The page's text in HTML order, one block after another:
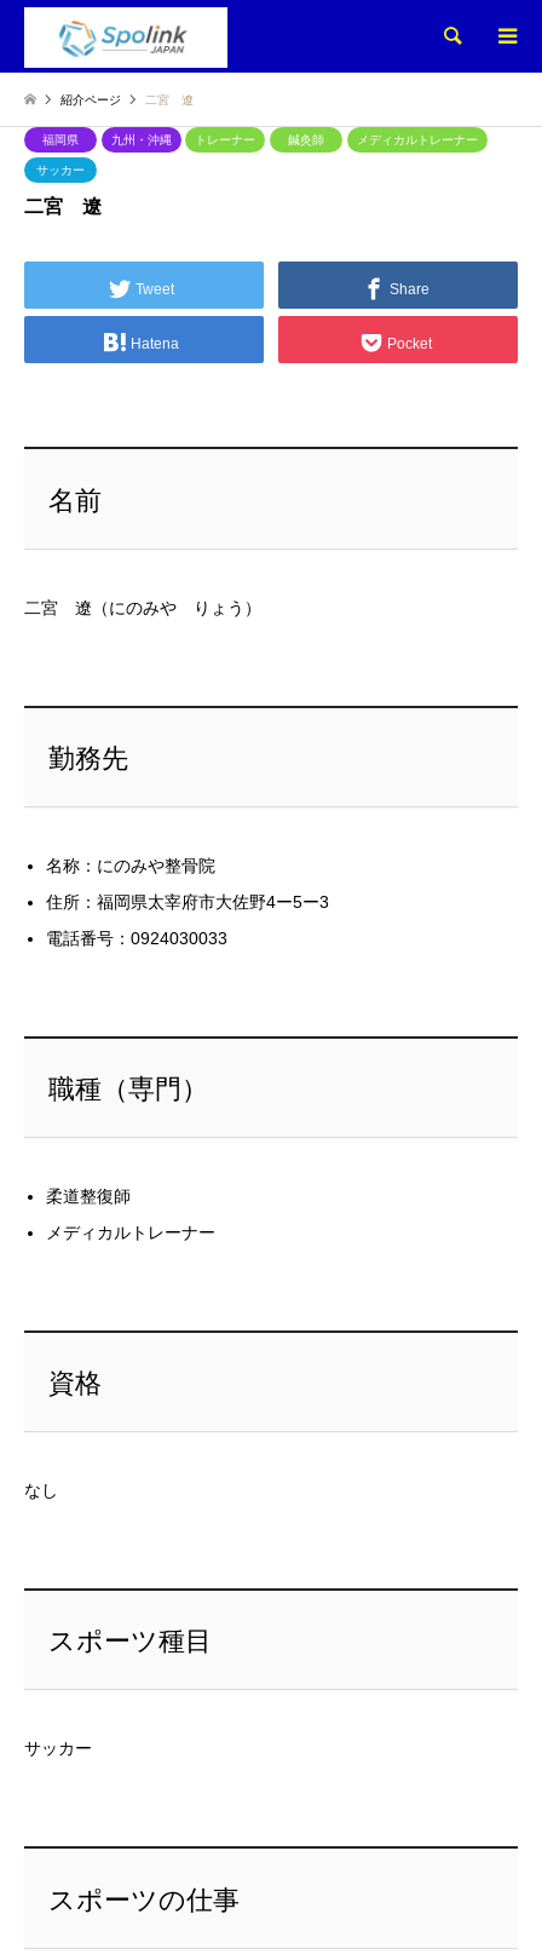
検索
紹介ページ 二宮 遼
福岡県 九州・沖縄 トレーナー 鍼灸師 メディカルトレーナー
サッカー
二宮 遼
Tweet Share
Hatena Pocket
名前
二宮 遼（にのみや りょう）
勤務先
名称：にのみや整骨院
住所：福岡県太宰府市大佐野4ー5ー3
電話番号：0924030033
職種（専門）
柔道整復師
メディカルトレーナー
資格
なし
スポーツ種目
サッカー
スポーツの仕事